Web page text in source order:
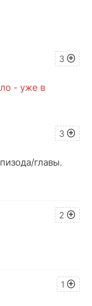
3
- уже в
3
главы.
2
1